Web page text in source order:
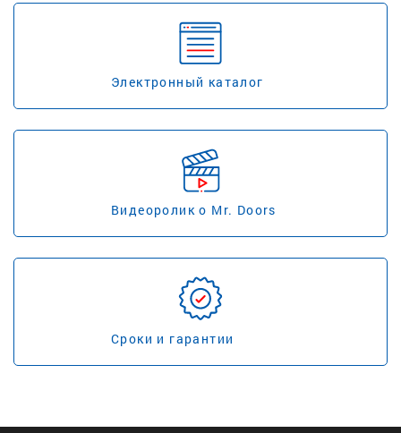
Электронный каталог
Видеоролик о Mr. Doors
Сроки и гарантии